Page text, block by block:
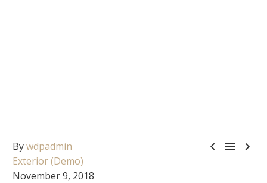
  
Bywdpadmin
Exterior (Demo)
November 9, 2018